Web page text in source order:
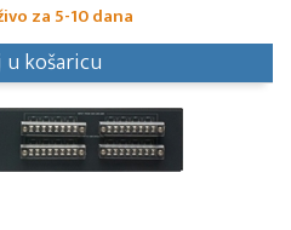
za 5-10 dana
u košaricu